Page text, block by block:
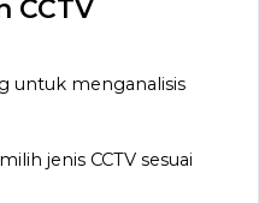
CCTV
untuk menganalisis
jenis CCTV sesuai